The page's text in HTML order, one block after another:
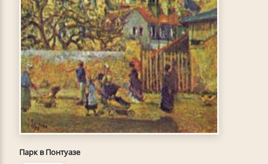
Парк в Понтуазе